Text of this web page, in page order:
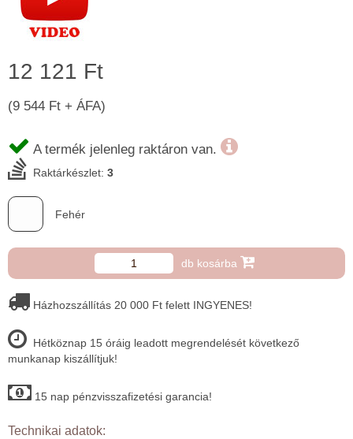
12 121 Ft
(9 544 Ft + ÁFA)
A termék jelenleg raktáron van.
Raktárkészlet: 3
Fehér
db kosárba
Házhozszállítás 20 000 Ft felett INGYENES!
Hétköznap 15 óráig leadott megrendelését következő
munkanap kiszállítjuk!
15 nap pénzvisszafizetési garancia!
Technikai adatok: